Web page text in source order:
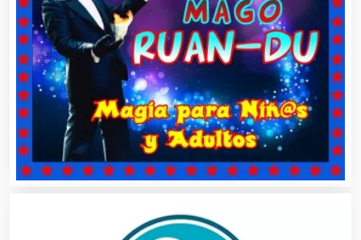
Cancelería de Aluminio
Capacitación
Carnicerías